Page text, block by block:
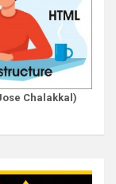
Chalakkal)